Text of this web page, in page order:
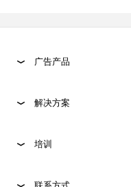
广告产品
解决方案
培训